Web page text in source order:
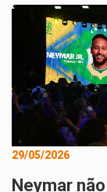
29/05/2026
Neymar